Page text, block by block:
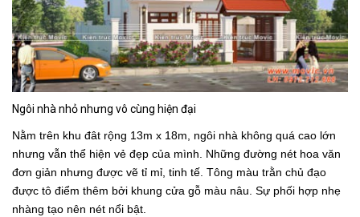
Ngôi nhà nhỏ nhưng vô cùng hiện đại
Nằm trên khu đât rộng 13m x 18m, ngôi nhà không quá cao lớn
nhưng vẫn thể hiện vẻ đẹp của mình. Những đường nét hoa văn
đơn giản nhưng được vẽ tỉ mỉ, tinh tế. Tông màu trằn chủ đạo
được tô điểm thêm bởi khung cửa gỗ màu nâu. Sự phối hợp nhẹ
nhàng tạo nên nét nổi bật.